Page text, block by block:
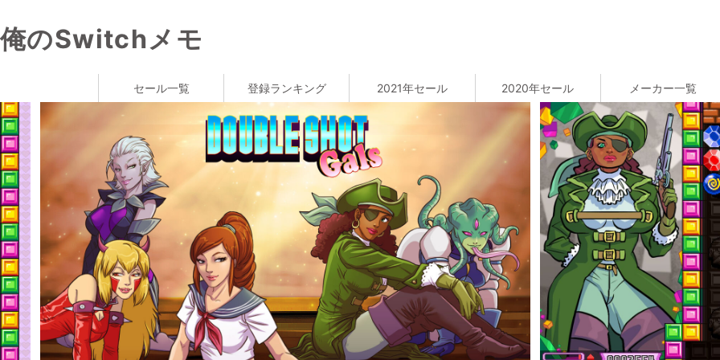
俺のSwitchメモ
セール一覧 登録ランキング 2021年セール 2020年セール メーカー一覧